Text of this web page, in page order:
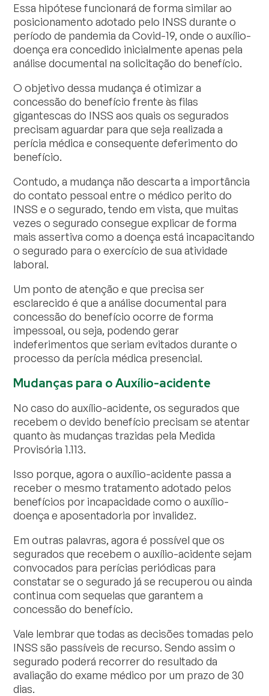
Essa hipótese funcionará de forma similar ao
posicionamento adotado pelo INSS durante o
período de pandemia da Covid-19, onde o auxílio-
doença era concedido inicialmente apenas pela
análise documental na solicitação do benefício.
O objetivo dessa mudança é otimizar a
concessão do benefício frente às filas
gigantescas do INSS aos quais os segurados
precisam aguardar para que seja realizada a
perícia médica e consequente deferimento do
benefício.
Contudo, a mudança não descarta a importância
do contato pessoal entre o médico perito do
INSS e o segurado, tendo em vista, que muitas
vezes o segurado consegue explicar de forma
mais assertiva como a doença está incapacitando
o segurado para o exercício de sua atividade
laboral.
Um ponto de atenção e que precisa ser
esclarecido é que a análise documental para
concessão do benefício ocorre de forma
impessoal, ou seja, podendo gerar
indeferimentos que seriam evitados durante o
processo da perícia médica presencial.
Mudanças para o Auxílio-acidente
No caso do auxílio-acidente, os segurados que
recebem o devido benefício precisam se atentar
quanto às mudanças trazidas pela Medida
Provisória 1.113.
Isso porque, agora o auxílio-acidente passa a
receber o mesmo tratamento adotado pelos
benefícios por incapacidade como o auxílio-
doença e aposentadoria por invalidez.
Em outras palavras, agora é possível que os
segurados que recebem o auxílio-acidente sejam
convocados para perícias periódicas para
constatar se o segurado já se recuperou ou ainda
continua com sequelas que garantem a
concessão do benefício.
Vale lembrar que todas as decisões tomadas pelo
INSS são passíveis de recurso. Sendo assim o
segurado poderá recorrer do resultado da
avaliação do exame médico por um prazo de 30
dias.